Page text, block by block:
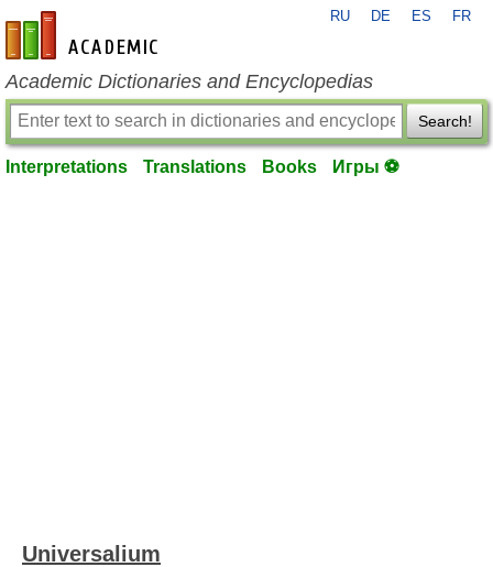
en-academic.com
RU DE ES FR
Academic Dictionaries and Encyclopedias
Search!
Interpretations Translations Books Игры ⚽
Universalium